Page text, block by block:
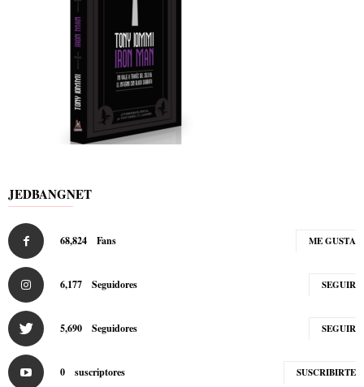
JEDBANGNET
68,824 Fans ME GUSTA
6,177 Seguidores SEGUIR
5,690 Seguidores SEGUIR
0 suscriptores SUSCRIBIRTE